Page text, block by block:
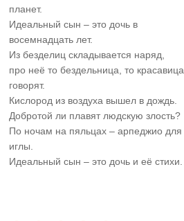
планет.
Идеальный сын – это дочь в
восемнадцать лет.
Из безделиц складывается наряд,
про неё то бездельница, то красавица
говорят.
Кислород из воздуха вышел в дождь.
Добротой ли плавят людскую злость?
По ночам на пяльцах – арпеджио для
иглы.
Идеальный сын – это дочь и её стихи.